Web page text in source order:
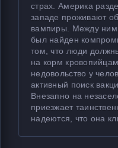
страх. Америка
западе проживают
вампиры. Между
был найден
том, что люди
на корм
недовольство у
активный поиск
Внезапно на
приезжает
надеются, что она